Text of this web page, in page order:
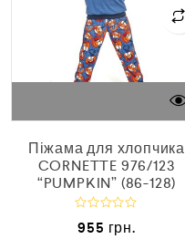
Піжама для хлопчика
CORNETTE 976/123
“PUMPKIN” (86-128)
ц
955 грн.